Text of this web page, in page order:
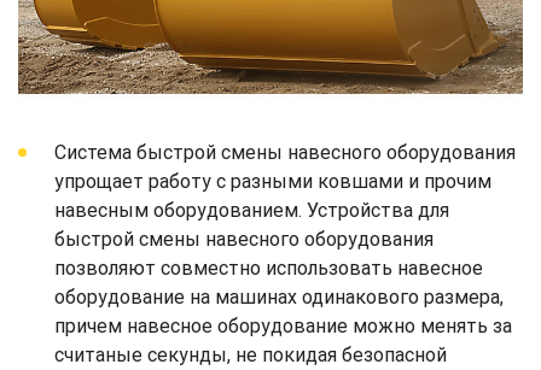
Система быстрой смены навесного оборудования
упрощает работу с разными ковшами и прочим
навесным оборудованием. Устройства для
быстрой смены навесного оборудования
позволяют совместно использовать навесное
оборудование на машинах одинакового размера,
причем навесное оборудование можно менять за
считаные секунды, не покидая безопасной